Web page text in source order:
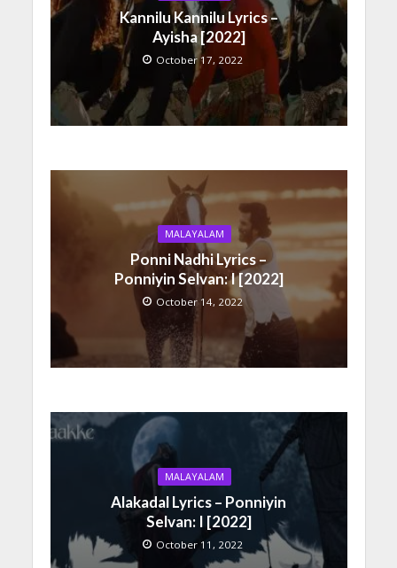
Kannilu Kannilu Lyrics –
Ayisha [2022]
October 17, 2022
MALAYALAM
Ponni Nadhi Lyrics –
Ponniyin Selvan: I [2022]
October 14, 2022
MALAYALAM
Alakadal Lyrics – Ponniyin
Selvan: I [2022]
October 11, 2022